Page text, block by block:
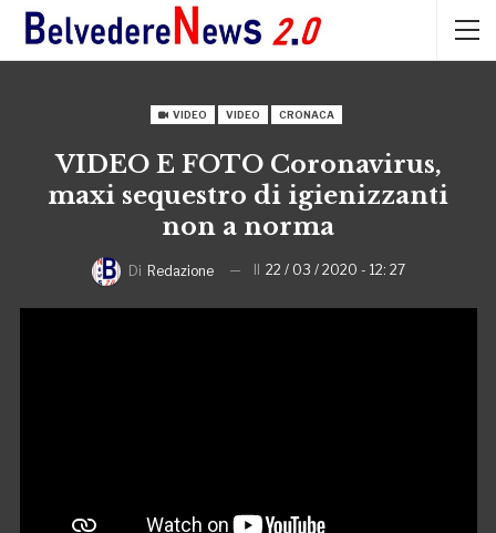
VIDEO VIDEO CRONACA
VIDEO E FOTO Coronavirus,
maxi sequestro di igienizzanti
non a norma
Di Redazione 22 / 03 / 2020 - 12: 27